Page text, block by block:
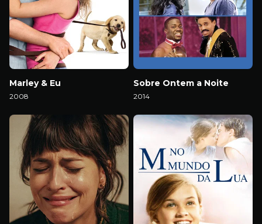
Marley & Eu
2008
Sobre Ontem a Noite
2014